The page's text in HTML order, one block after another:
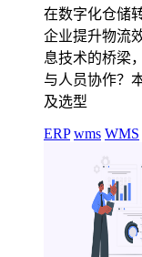
在数字化仓储
企业提升物流
息技术的桥梁
与人员协作？
及选型
ERP wms WMS